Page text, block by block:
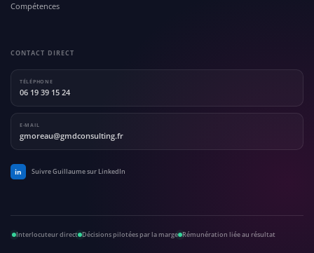
Compétences
CONTACT DIRECT
TÉLÉPHONE
06 19 39 15 24
E-MAIL
gmoreau@gmdconsulting.fr
in Suivre Guillaume sur LinkedIn
Interlocuteur direct Décisions pilotées par la marge Rémunération liée au résultat